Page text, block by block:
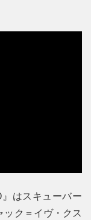
はスキューバー
ク＝イヴ・クス